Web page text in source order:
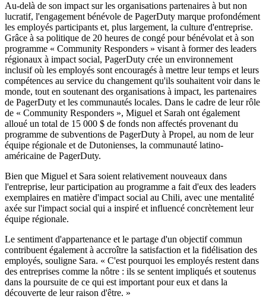
Au-delà de son impact sur les organisations partenaires à but non
lucratif, l'engagement bénévole de PagerDuty marque profondément
les employés participants et, plus largement, la culture d'entreprise.
Grâce à sa politique de 20 heures de congé pour bénévolat et à son
programme « Community Responders » visant à former des leaders
régionaux à impact social, PagerDuty crée un environnement
inclusif où les employés sont encouragés à mettre leur temps et leurs
compétences au service du changement qu'ils souhaitent voir dans le
monde, tout en soutenant des organisations à impact, les partenaires
de PagerDuty et les communautés locales. Dans le cadre de leur rôle
de « Community Responders », Miguel et Sarah ont également
alloué un total de 15 000 $ de fonds non affectés provenant du
programme de subventions de PagerDuty à Propel, au nom de leur
équipe régionale et de Dutonienses, la communauté latino-
américaine de PagerDuty.
Bien que Miguel et Sara soient relativement nouveaux dans
l'entreprise, leur participation au programme a fait d'eux des leaders
exemplaires en matière d'impact social au Chili, avec une mentalité
axée sur l'impact social qui a inspiré et influencé concrètement leur
équipe régionale.
Le sentiment d'appartenance et le partage d'un objectif commun
contribuent également à accroître la satisfaction et la fidélisation des
employés, souligne Sara. « C'est pourquoi les employés restent dans
des entreprises comme la nôtre : ils se sentent impliqués et soutenus
dans la poursuite de ce qui est important pour eux et dans la
découverte de leur raison d'être. »